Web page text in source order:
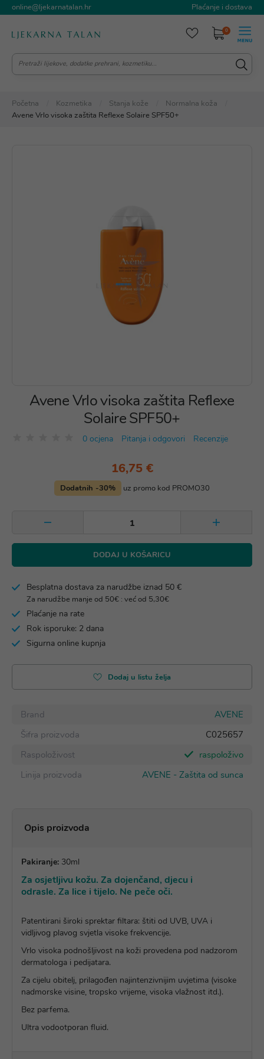
online@ljekarnatalan.hr Plaćanje i dostava
0
Početna Kozmetika Stanja kože
Normalna koža
Avene Vrlo visoka zaštita Reflexe Solaire SPF50+
Avene Vrlo visoka zaštita Reflexe
Solaire SPF50+
0 ocjena Pitanja i odgovori Recenzije
16,75 €
Dodatnih -30% uz promo kod PROMO30
DODAJ U KOŠARICU
Besplatna dostava za narudžbe iznad 50 €
Za narudžbe manje od 50€ : već od 5,30€
Plaćanje na rate
Rok isporuke: 2 dana
Sigurna online kupnja
Dodaj u listu želja
Brand
AVENE
Šifra proizvoda
C025657
Raspoloživost
raspoloživo
Linija proizvoda
AVENE - Zaštita od sunca
Opis proizvoda
Pakiranje: 30ml
Za osjetljivu kožu. Za dojenčand, djecu i
odrasle. Za lice i tijelo. Ne peče oči.
Patentirani široki sprektar filtara: štiti od UVB, UVA i
vidljivog plavog svjetla visoke frekvencije.
Vrlo visoka podnošljivost na koži provedena pod nadzorom
dermatologa i pedijatara.
Za cijelu obitelj, prilagođen najintenzivnijim uvjetima (visoke
nadmorske visine, tropsko vrijeme, visoka vlažnost itd.).
Bez parfema.
Ultra vodootporan fluid.